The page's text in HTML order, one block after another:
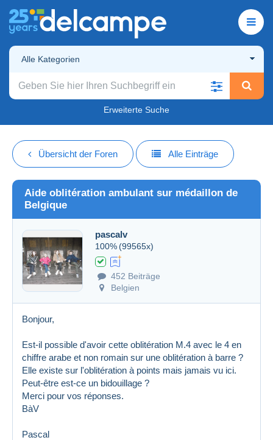
Alle Kategorien
Erweiterte Suche
Übersicht der Foren Alle Einträge
Aide oblitération ambulant sur médaillon de
Belgique
pascalv
100% (99565x)
452 Beiträge
Belgien
Bonjour,
Est-il possible d'avoir cette oblitération M.4 avec le 4 en
chiffre arabe et non romain sur une oblitération à barre ?
Elle existe sur l'oblitération à points mais jamais vu ici.
Peut-être est-ce un bidouillage ?
Merci pour vos réponses.
BàV
Pascal